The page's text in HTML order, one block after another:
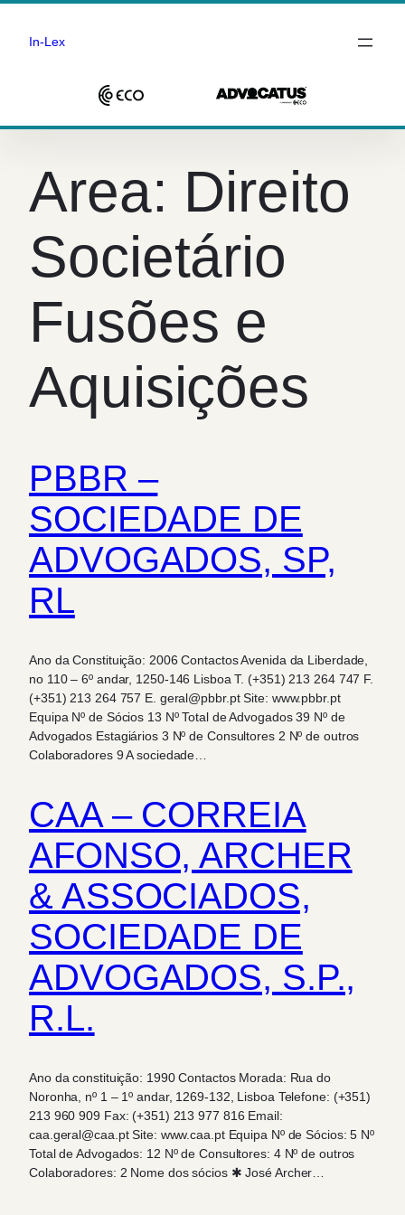
Saltar
conteúdo
In-Lex
Area: Direito
Societário
Fusões e
Aquisições
PBBR –
SOCIEDADE DE
ADVOGADOS, SP,
RL
Ano da Constituição: 2006 Contactos Avenida da Liberdade,
no 110 – 6º andar, 1250-146 Lisboa T. (+351) 213 264 747 F.
(+351) 213 264 757 E. geral@pbbr.pt Site: www.pbbr.pt
Equipa Nº de Sócios 13 Nº Total de Advogados 39 Nº de
Advogados Estagiários 3 Nº de Consultores 2 Nº de outros
Colaboradores 9 A sociedade…
CAA – CORREIA
AFONSO, ARCHER
& ASSOCIADOS,
SOCIEDADE DE
ADVOGADOS, S.P.,
R.L.
Ano da constituição: 1990 Contactos Morada: Rua do
Noronha, nº 1 – 1º andar, 1269-132, Lisboa Telefone: (+351)
213 960 909 Fax: (+351) 213 977 816 Email:
caa.geral@caa.pt Site: www.caa.pt Equipa Nº de Sócios: 5 Nº
Total de Advogados: 12 Nº de Consultores: 4 Nº de outros
Colaboradores: 2 Nome dos sócios ✱ José Archer…